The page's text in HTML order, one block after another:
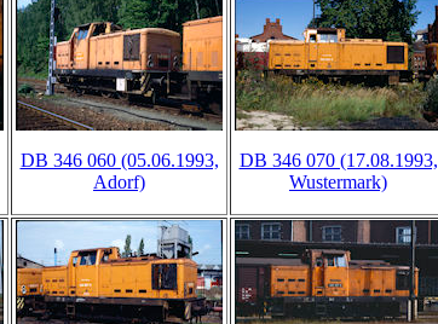
DB 346 060 (05.06.1993,
Adorf)
DB 346 070 (17.08.1993,
Wustermark)